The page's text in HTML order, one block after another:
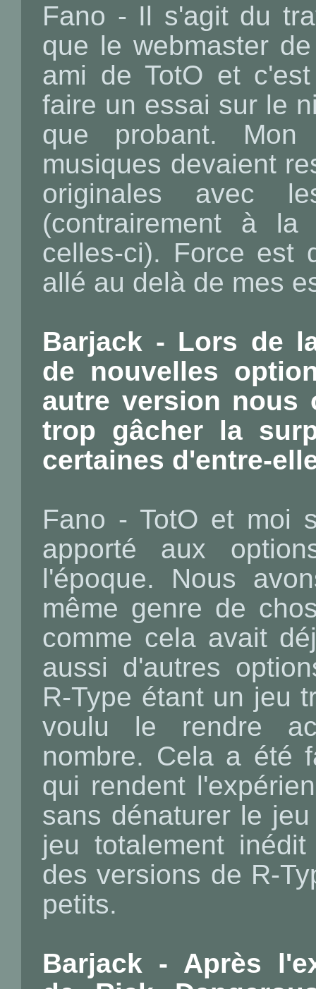
Fano - Il s'agit du
que le webmaster
ami de TotO et
faire un essai sur le
que probant.
musiques devaient
originales avec
(contrairement à
celles-ci). Force est
allé au delà de mes
Barjack - Lors de
de nouvelles
autre version nous
trop gâcher la
certaines d'entre-
Fano - TotO et moi
apporté aux
l'époque. Nous
même genre de
comme cela avait
aussi d'autres
R-Type étant un jeu
voulu le rendre
nombre. Cela a été
qui rendent
sans dénaturer le
jeu totalement
des versions de R-
petits.
Barjack - Après